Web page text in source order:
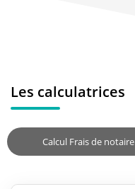
Les calculatrices
Calcul Frais de notaire